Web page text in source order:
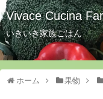
Vivace Cucina
いきいき家族ごはん
ホーム 果物